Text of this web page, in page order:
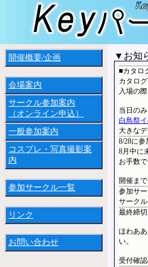
開催概要/企画
会場案内
サークル参加案内
（オンライン申込）
一般参加案内
コスプレ・写真撮影案
内
参加サークル一覧
リンク
お問い合わせ
▼お知
■カタロ
カタロ
入場の
当日の
白鳥祭
大きな
8/28に参
8月中に
お手数
開催ま
参加サ
サーク
最終締
ほわあ
い。
受付確